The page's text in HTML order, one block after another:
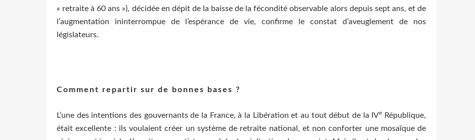
« retraite à 60 ans »), décidée en dépit de la baisse de la fécondité observable alors depuis sept ans, et de
l’augmentation ininterrompue de l’espérance de vie, confirme le constat d’aveuglement de nos
législateurs.
Comment repartir sur de bonnes bases ?
L’une des intentions des gouvernants de la France, à la Libération et au tout début de la IVe
République,
était excellente : ils voulaient créer un système de retraite national, et non conforter une mosaïque de